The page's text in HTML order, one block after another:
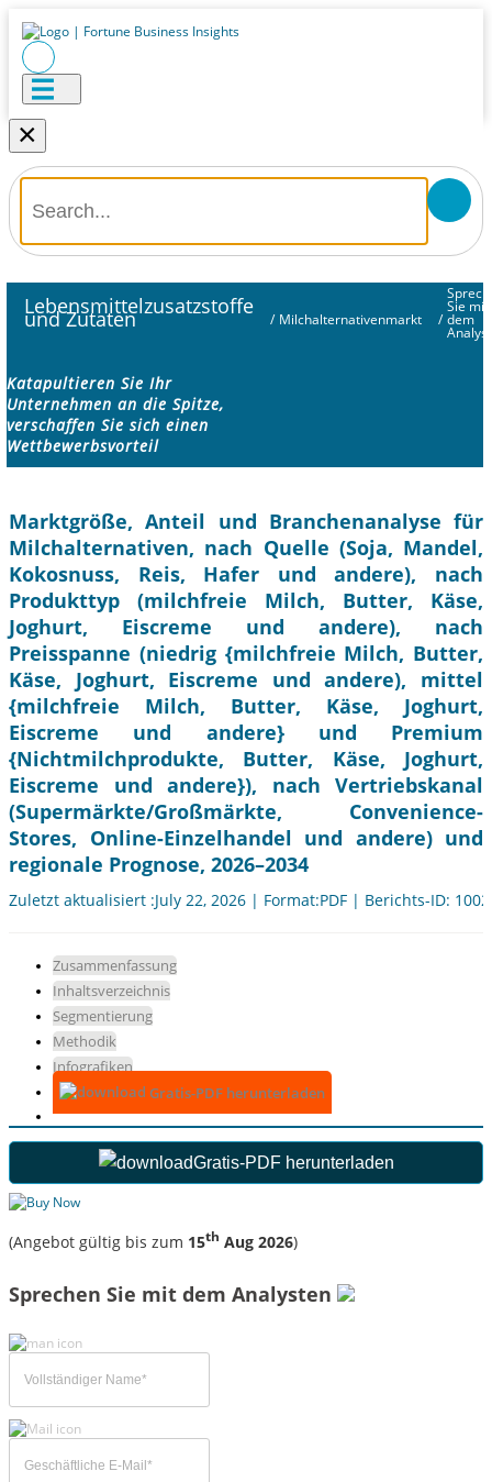
×
Lebensmittelzusatzstoffe
und Zutaten / Milchalternativenmarkt /
Sie mit
dem
Katapultieren Sie Ihr
Unternehmen an die Spitze,
verschaffen Sie sich einen
Wettbewerbsvorteil
Marktgröße, Anteil und Branchenanalyse für
Milchalternativen, nach Quelle (Soja, Mandel,
Kokosnuss, Reis, Hafer und andere), nach
Produkttyp (milchfreie Milch, Butter, Käse,
Joghurt, Eiscreme und andere), nach
Preisspanne (niedrig {milchfreie Milch, Butter,
Käse, Joghurt, Eiscreme und andere), mittel
{milchfreie Milch, Butter, Käse, Joghurt,
Eiscreme und andere} und Premium
{Nichtmilchprodukte, Butter, Käse, Joghurt,
Eiscreme und andere}), nach Vertriebskanal
(Supermärkte/Großmärkte, Convenience-
Stores, Online-Einzelhandel und andere) und
regionale Prognose, 2026–2034
Zuletzt aktualisiert :July 22, 2026 | Format:PDF | Berichts-ID:
Zusammenfassung
Inhaltsverzeichnis
Segmentierung
Methodik
Infografiken
Gratis-PDF herunterladen
Gratis-PDF herunterladen
(Angebot gültig bis zum 15th Aug 2026)
Sprechen Sie mit dem Analysten